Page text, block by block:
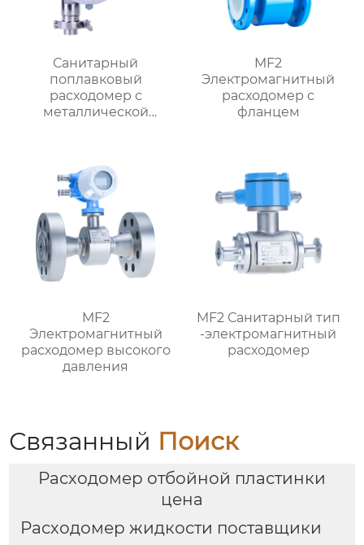
Санитарный
поплавковый
расходомер с
металлической
MF2
Электромагнитный
расходомер с
фланцем
MF2
Электромагнитный
расходомер высокого
давления
MF2 Санитарный тип
-электромагнитный
расходомер
Связанный Поиск
Расходомер отбойной пластинки
цена
Расходомер жидкости поставщики